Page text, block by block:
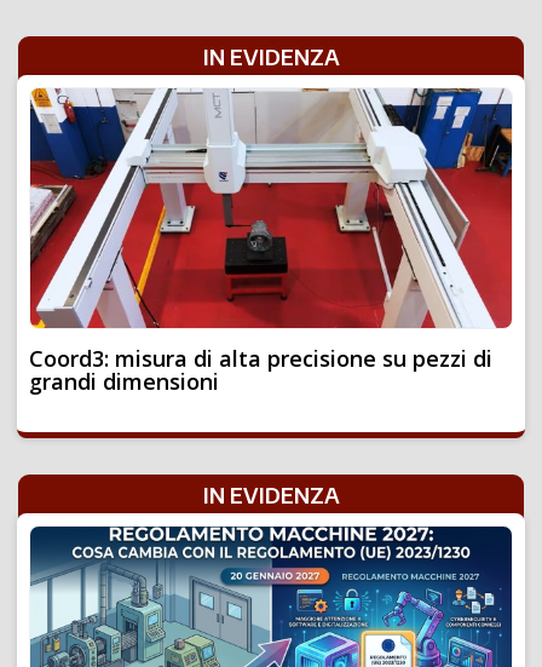
IN EVIDENZA
Coord3: misura di alta precisione su pezzi di
grandi dimensioni
IN EVIDENZA